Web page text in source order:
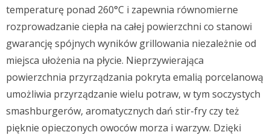
temperaturę ponad 260°C i zapewnia równomierne
rozprowadzanie ciepła na całej powierzchni co stanowi
gwarancję spójnych wyników grillowania niezależnie od
miejsca ułożenia na płycie. Nieprzywierająca
powierzchnia przyrządzania pokryta emalią porcelanową
umożliwia przyrządzanie wielu potraw, w tym soczystych
smashburgerów, aromatycznych dań stir-fry czy też
pięknie opieczonych owoców morza i warzyw. Dzięki